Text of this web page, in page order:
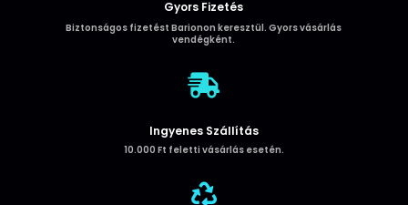
Gold
Gyors Fizetés
Biztonságos fizetést Barionon keresztül. Gyors vásárlás
vendégként.

Ingyenes Szállítás
10.000 Ft feletti vásárlás esetén.
